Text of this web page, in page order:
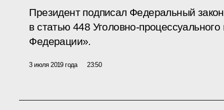
Президент подписал Федеральный
в статью 448 Уголовно-процессуального
Федерации».
3 июля 2019 года 23:50